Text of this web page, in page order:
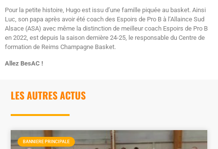
Pour la petite histoire, Hugo est issu d’une famille piquée au basket. Ainsi
Luc, son papa après avoir été coach des Espoirs de Pro B à l’Allaince Sud
Alsace (ASA) avec même la distinction de meilleur coach Espoirs de Pro B
en 2022, est depuis la saison dernière 24-25, le responsable du Centre de
formation de Reims Champagne Basket.
Allez BesAC !
LES AUTRES ACTUS
BANNIERE PRINCIPALE